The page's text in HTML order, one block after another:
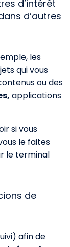
d’intérêt
d’autres
les
qui vous
ou des
applications
si vous
le faites
le terminal
de
afin de